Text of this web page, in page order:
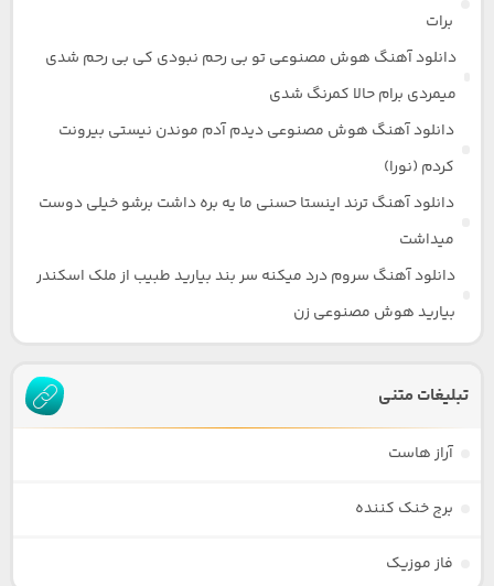
برات
دانلود آهنگ هوش مصنوعی تو بی رحم نبودی کی بی رحم شدی
میمردی برام حالا کمرنگ شدی
دانلود آهنگ هوش مصنوعی دیدم آدم موندن نیستی بیرونت
کردم (نورا)
دانلود آهنگ ترند اینستا حسنی ما یه بره داشت برشو خیلی دوست
میداشت
دانلود آهنگ سروم درد میکنه سر بند بیارید طبیب از ملک اسکندر
بیارید هوش مصنوعی زن
تبلیغات متنی
آراز هاست
برج خنک کننده
فاز موزیک